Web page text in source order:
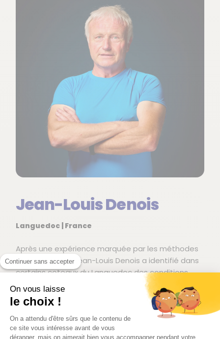
Continuer sans accepter
On vous laisse
le choix !
On a attendu d'être sûrs que le contenu de
ce site vous intéresse avant de vous
déranger, mais on aimerait bien vous accompagner pendant votre
Jean-Louis Denois
Languedoc | France
Après une expérience marquée par les méthodes
champenoises, Jean-Louis Denois a identifié dans
certains coteaux du Languedoc des conditions
favorables à la culture du pinot noir et du
chardonnay. Altitude, expositions et nature des
sols offrent ici un cadre propice à l’expression de
ces cépages, rarement associés à la région.